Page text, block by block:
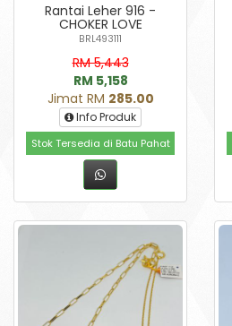
Rantai Leher 916 -
CHOKER LOVE
BRL493111
RM 5,443
RM 5,158
Jimat RM 285.00
Info Produk
Stok Tersedia di Batu Pahat